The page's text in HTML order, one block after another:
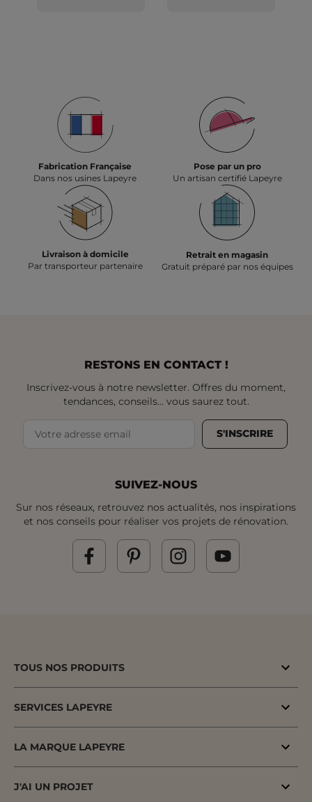
Fabrication Française
Dans nos usines Lapeyre
Pose par un pro
Un artisan certifié Lapeyre
Livraison à domicile
Par transporteur partenaire
Retrait en magasin
Gratuit préparé par nos équipes
RESTONS EN CONTACT !
Inscrivez-vous à notre newsletter. Offres du moment,
tendances, conseils... vous saurez tout.
S'INSCRIRE
SUIVEZ-NOUS
Sur nos réseaux, retrouvez nos actualités, nos inspirations
et nos conseils pour réaliser vos projets de rénovation.
TOUS NOS PRODUITS
Cuisine & Electroménager
Salle de bains & WC
Escalier, Rampe & Main-courante
SERVICES LAPEYRE
Conseil à domicile
LA MARQUE LAPEYRE
J'AI UN PROJET